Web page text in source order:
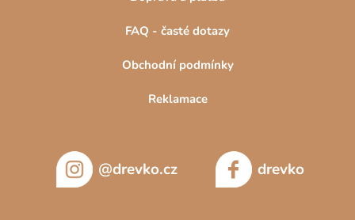
FAQ - časté dotazy
Obchodní podmínky
Reklamace
@drevko.cz drevko